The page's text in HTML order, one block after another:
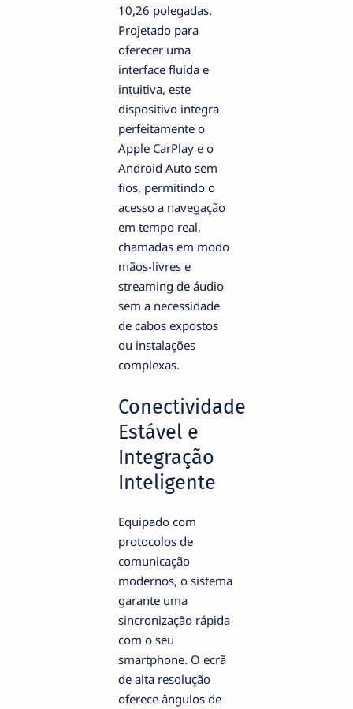
10,26 polegadas.
Projetado para
oferecer uma
interface fluida e
intuitiva, este
dispositivo integra
perfeitamente o
Apple CarPlay e o
Android Auto sem
fios, permitindo o
acesso a navegação
em tempo real,
chamadas em modo
mãos-livres e
streaming de áudio
sem a necessidade
de cabos expostos
ou instalações
complexas.
Conectividade
Estável e
Integração
Inteligente
Equipado com
protocolos de
comunicação
modernos, o sistema
garante uma
sincronização rápida
com o seu
smartphone. O ecrã
de alta resolução
oferece ângulos de